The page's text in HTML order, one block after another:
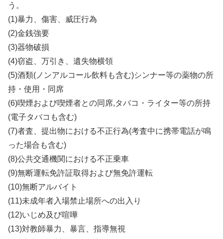
う。
(1)暴力、傷害、威圧行為
(2)金銭強要
(3)器物破損
(4)窃盗、万引き、遺失物横領
(5)酒類(ノンアルコール飲料も含む)シンナー等の薬物の所
持・使用・同席
(6)喫煙および喫煙者との同席,タバコ・ライター等の所持
(電子タバコも含む)
(7)者査、提出物における不正行為(考査中に携帯電話が鳴
った場合も含む)
(8)公共交通機関における不正乗車
(9)無断運転免許証取得および無免許運転
(10)無断アルバイト
(11)未成年者入場禁止場所への出入り
(12)いじめ及び喧嘩
(13)対教師暴力、暴言、指導無視